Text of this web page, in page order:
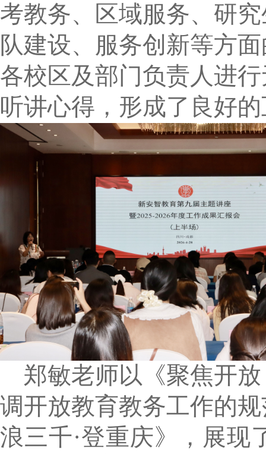
考教务、区域服务、研
队建设、服务创新等方
各校区及部门负责人进
听讲心得，形成了良好
郑敏老师以《聚焦开放
调开放教育教务工作的
浪三千·登重庆》，展现